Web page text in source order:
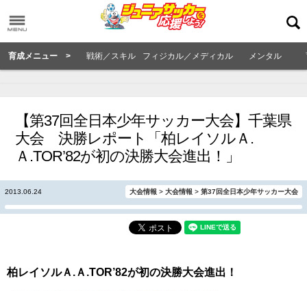
育成メニュー > 戦術／スキル フィジカル／メディカル メンタル
【第37回全日本少年サッカー大会】千葉県
大会 決勝レポート「柏レイソルＡ.
Ａ.TOR’82が初の決勝大会進出！」
2013.06.24 大会情報 > 大会情報 > 第37回全日本少年サッカー大会
柏レイソルＡ.Ａ.TOR’82が初の決勝大会進出！